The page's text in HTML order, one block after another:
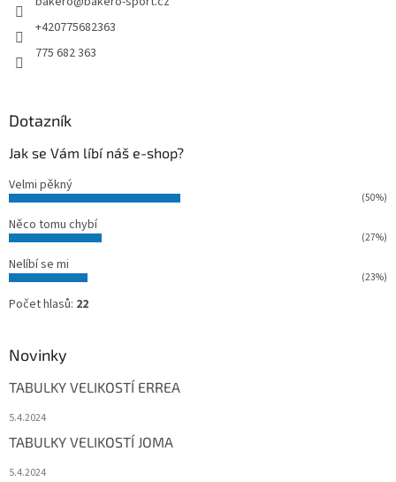
+420775682363
775 682 363
Dotazník
Jak se Vám líbí náš e-shop?
Velmi pěkný
(50%)
Něco tomu chybí
(27%)
Nelíbí se mi
(23%)
Počet hlasů: 22
Novinky
TABULKY VELIKOSTÍ ERREA
5.4.2024
TABULKY VELIKOSTÍ JOMA
5.4.2024